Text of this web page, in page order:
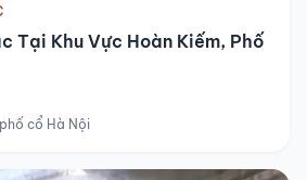
Tại Khu Vực Hoàn Kiếm, Phố
cổ Hà Nội